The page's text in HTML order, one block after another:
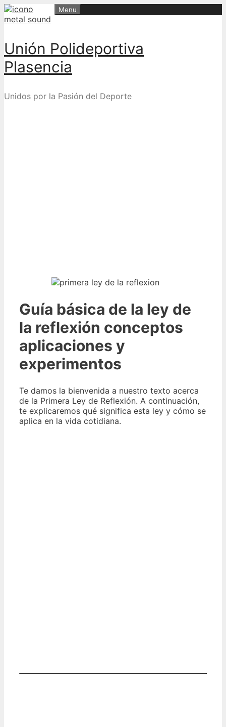
Skip
to
Unión Polideportiva
Plasencia
Unidos por la Pasión del Deporte
Menu
Guía básica de la ley de
la reflexión conceptos
aplicaciones y
experimentos
Te damos la bienvenida a nuestro texto acerca
de la Primera Ley de Reflexión. A continuación,
te explicaremos qué significa esta ley y cómo se
aplica en la vida cotidiana.